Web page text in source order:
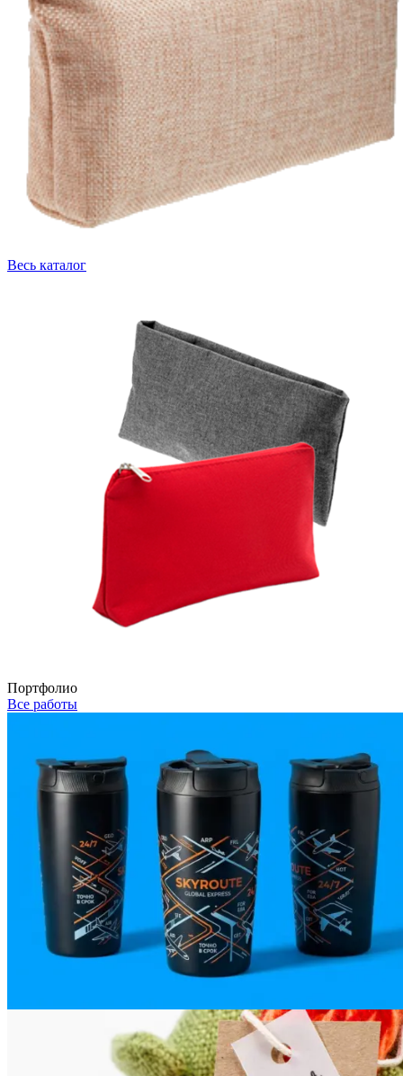
Весь каталог
Портфолио
Все работы